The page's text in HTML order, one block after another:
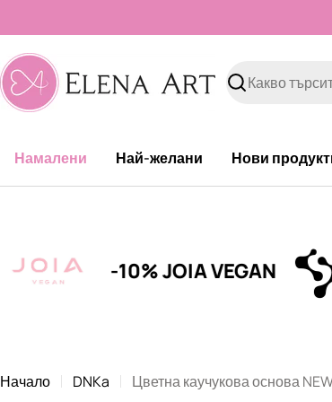
съдържанието
Търсене
Намалени Най-желани Нови
-10% JOIA VEGAN
Начало DNKa Цветна каучукова основа